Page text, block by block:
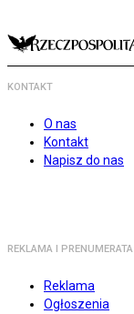
KONTAKT
O nas
Kontakt
Napisz do nas
REKLAMA I PRENUMERATA
Reklama
Ogłoszenia